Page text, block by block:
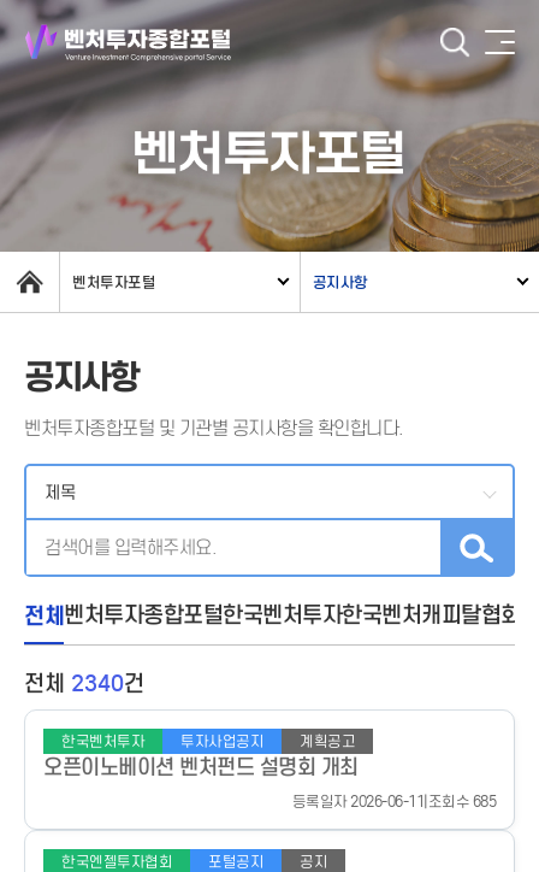
벤처투자포털
벤처투자포털 공지사항
공지사항
벤처투자종합포털 및 기관별 공지사항을 확인합니다.
전체벤처투자종합포털한국벤처투자한국벤처캐피탈협회
전체 2340건
한국벤처투자 투자사업공지 계획공고
오픈이노베이션 벤처펀드 설명회 개최
등록일자 2026-06-11 조회수 685
한국엔젤투자협회 포털공지 공지